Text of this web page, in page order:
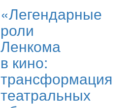
«Легендарные
роли
Ленкома
в кино:
трансформация
театральных